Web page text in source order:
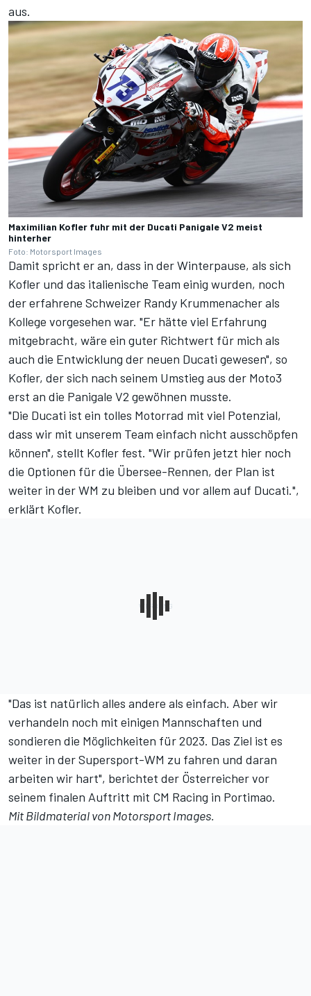
aus.
Maximilian Kofler fuhr mit der Ducati Panigale V2 meist
hinterher
Foto: Motorsport Images
Damit spricht er an, dass in der Winterpause, als sich
Kofler und das italienische Team einig wurden, noch
der erfahrene Schweizer Randy Krummenacher als
Kollege vorgesehen war. "Er hätte viel Erfahrung
mitgebracht, wäre ein guter Richtwert für mich als
auch die Entwicklung der neuen Ducati gewesen", so
Kofler, der sich nach seinem Umstieg aus der Moto3
erst an die Panigale V2 gewöhnen musste.
"Die Ducati ist ein tolles Motorrad mit viel Potenzial,
dass wir mit unserem Team einfach nicht ausschöpfen
können", stellt Kofler fest. "Wir prüfen jetzt hier noch
die Optionen für die Übersee-Rennen, der Plan ist
weiter in der WM zu bleiben und vor allem auf Ducati.",
erklärt Kofler.
"Das ist natürlich alles andere als einfach. Aber wir
verhandeln noch mit einigen Mannschaften und
sondieren die Möglichkeiten für 2023. Das Ziel ist es
weiter in der Supersport-WM zu fahren und daran
arbeiten wir hart", berichtet der Österreicher vor
seinem finalen Auftritt mit CM Racing in Portimao.
Mit Bildmaterial von Motorsport Images.